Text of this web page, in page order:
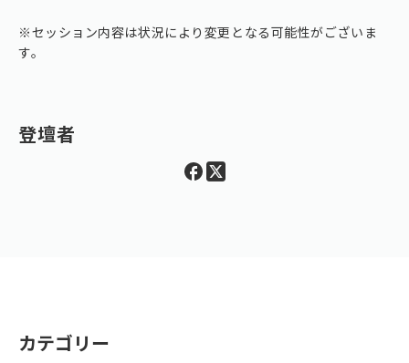
※セッション内容は状況により変更となる可能性がございま
す。
登壇者
カテゴリー